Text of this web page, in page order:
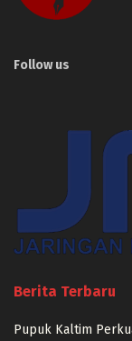
Follow us
Berita Terbaru
Pupuk Kaltim